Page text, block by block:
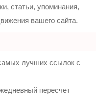
статьи, упоминания,
вашего сайта.
лучших ссылок с
пересчет